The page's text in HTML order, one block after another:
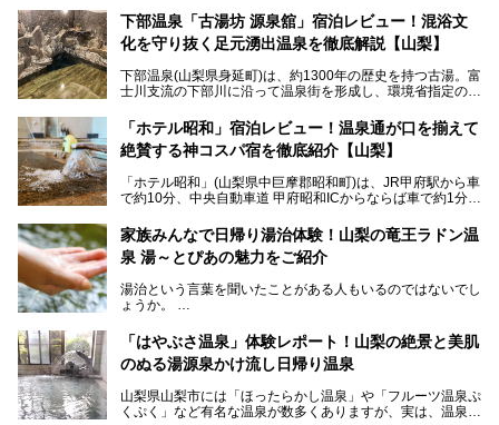
下部温泉「古湯坊 源泉舘」宿泊レビュー！混浴文
化を守り抜く足元湧出温泉を徹底解説【山梨】
下部温泉(山梨県身延町)は、約1300年の歴史を持つ古湯。富
士川支流の下部川に沿って温泉街を形成し、環境省指定の国
中でも「古湯坊 源泉舘」は、戦国時代に武田信玄公も療養
したと伝えられる名湯の宿。最大の特徴は、令和の現代にお
いても混浴文化が守られ、老若男女の分け隔て一切無く温泉
向にありますが、「古湯坊 源泉舘」では本来あるべき混浴
の姿が保たれている点に注目すべきでしょう。
今回は足元湧出の混浴温泉である「かくし湯大岩風呂」をは
じめ、湯治棟である「別館神泉」を中心に「古湯坊 源泉
舘」の全貌を徹底紹介します。
「ホテル昭和」宿泊レビュー！温泉通が口を揃えて
絶賛する神コスパ宿を徹底紹介【山梨】
「ホテル昭和」(山梨県中巨摩郡昭和町)は、JR甲府駅から車
で約10分、中央自動車道 甲府昭和ICからならば車で約1分の
から、一人泊でも6,000円台から宿泊可能です。
しかし、最大の魅力は“温泉そのもの”でしょう。自家源泉を
統の単純温泉は、入浴すると実にサッパリ爽快。日帰り入浴
不可なこともあり、全国の温泉ファンがこの温泉を求めて
では循環濾過の沸かし湯が一般的ですが、ここは本物の極上
温泉。まさに価格破壊と言えるクオリティです。
室や無料朝食などをご紹介。温泉通が口を揃えて絶賛する神
コスパ宿の全貌を徹底解説します！
家族みんなで日帰り湯治体験！山梨の竜王ラドン温
泉 湯～とぴあの魅力をご紹介
湯治という言葉を聞いたことがある人もいるのではないでし
ょうか。
なかなか体験できない、湯治体験が日帰りでできる温浴施設
が山梨にあります。
ぴあ」の魅力をご紹介します。
「はやぶさ温泉」体験レポート！山梨の絶景と美肌
のぬる湯源泉かけ流し日帰り温泉
山梨県山梨市には「ほったらかし温泉」や「フルーツ温泉ぷ
くぷく」など有名な温泉が数多くありますが、実は、温泉マ